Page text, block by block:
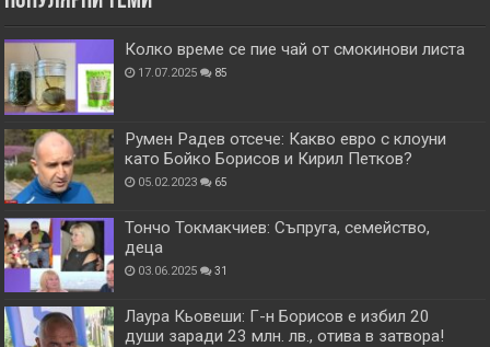
Колко време се пие чай от смокинови листа
17.07.2025 85
Румен Радев отсече: Какво евро с клоуни
като Бойко Борисов и Кирил Петков?
05.02.2023 65
Тончо Токмакчиев: Съпруга, семейство,
деца
03.06.2025 31
Лаура Кьовеши: Г-н Борисов е избил 20
души заради 23 млн. лв., отива в затвора!